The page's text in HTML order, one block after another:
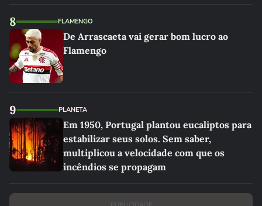
8 FLAMENGO
De Arrascaeta vai gerar bom lucro ao
Flamengo
9 PLANETA
Em 1950, Portugal plantou eucaliptos para
estabilizar seus solos. Sem saber,
multiplicou a velocidade com que os
incêndios se propagam